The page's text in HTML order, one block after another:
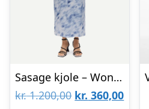
Sasage kjole – Wonder Blur Dawn
kr.1.200,00 Den
kr. 360,00Den